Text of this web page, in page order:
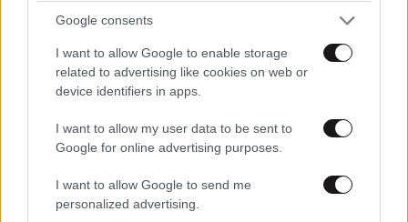
Google consents
I want to allow Google to enable storage
related to advertising like cookies on web or
device identifiers in apps.
I want to allow my user data to be sent to
Google for online advertising purposes.
I want to allow Google to send me
personalized advertising.
Η ατάκα του
Αείμνηστου Λάμπρου Κωνσταντάρα..."Βρε Ουστ!, Βρε
Ουστ!!"
Μια χαρά 08·06·2026 19:32
ΑΘΛΗΤΙΚΑ